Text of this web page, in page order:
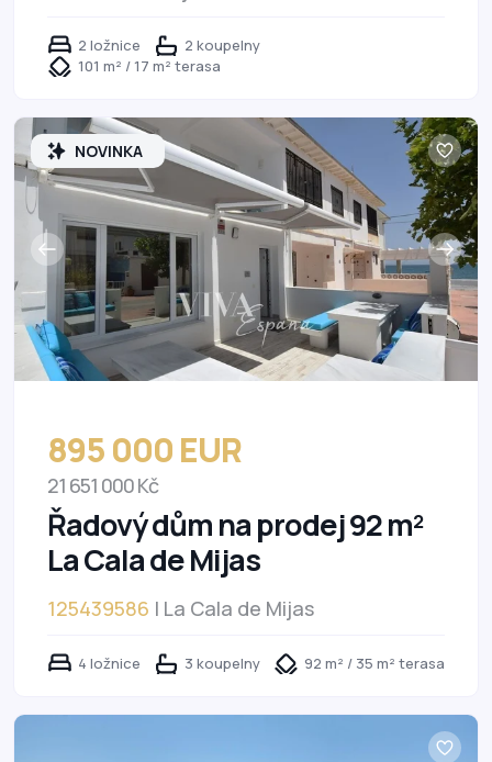
2 ložnice
2 koupelny
101 m² / 17 m² terasa
NOVINKA
895 000 EUR
21 651 000 Kč
Řadový dům na prodej 92 m²
La Cala de Mijas
125439586 | La Cala de Mijas
4 ložnice 3 koupelny 92 m² / 35 m² terasa